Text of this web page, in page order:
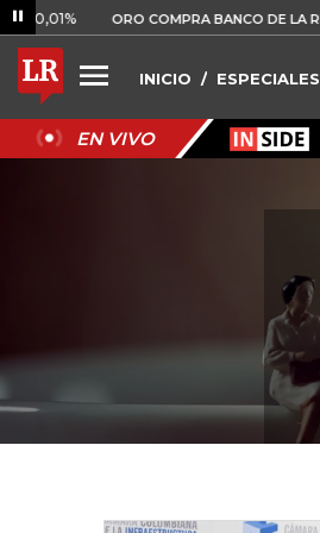
ORO COMPRA BANCO DE LA REPÚBLICA
INICIO ESPECIALES
EN VIVO